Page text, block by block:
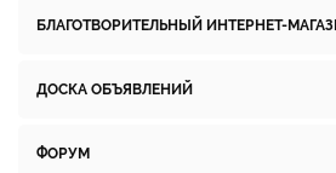
БЛАГОТВОРИТЕЛЬНЫЙ ИНТЕРНЕТ-
ДОСКА ОБЪЯВЛЕНИЙ
ФОРУМ